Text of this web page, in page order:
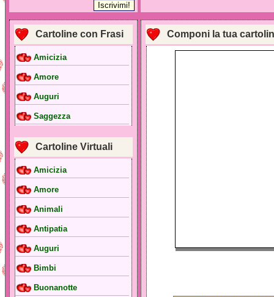
Cartoline con Frasi
Amicizia
Amore
Auguri
Saggezza
Cartoline Virtuali
Amicizia
Amore
Animali
Antipatia
Auguri
Bimbi
Buonanotte
Componi la tua